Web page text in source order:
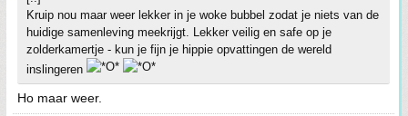
Kruip nou maar weer lekker in je woke bubbel zodat je niets van de
huidige samenleving meekrijgt. Lekker veilig en safe op je
zolderkamertje - kun je fijn je hippie opvattingen de wereld
inslingeren
Ho maar weer.